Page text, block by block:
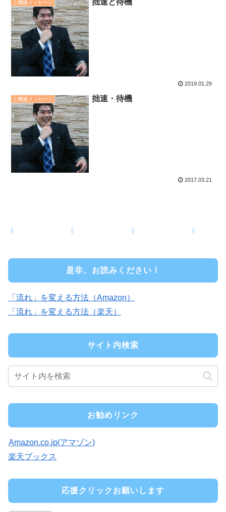
上機嫌メッセージ 拙速と待機
2019.01.29
上機嫌メッセージ 拙速・待機
2017.03.21
是非、お読みください！
「流れ」を変える方法（Amazon）
「流れ」を変える方法（楽天）
サイト内検索
お勧めリンク
Amazon.co.jp(アマゾン)
楽天ブックス
応援クリックお願いします